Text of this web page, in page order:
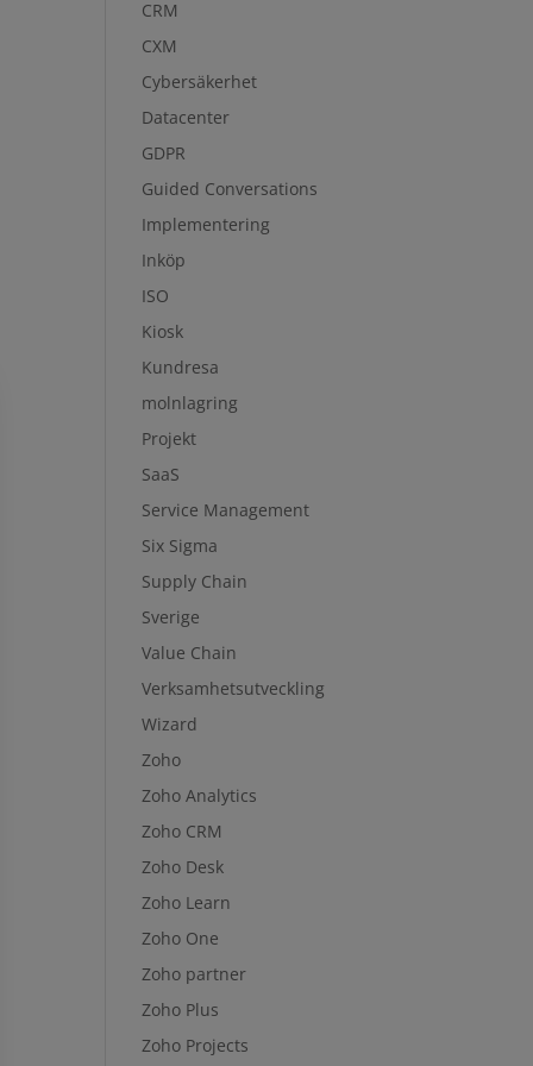
CRM
CXM
Cybersäkerhet
Datacenter
GDPR
Guided Conversations
Implementering
Inköp
ISO
Kiosk
Kundresa
molnlagring
Projekt
SaaS
Service Management
Six Sigma
Supply Chain
Sverige
Value Chain
Verksamhetsutveckling
Wizard
Zoho
Zoho Analytics
Zoho CRM
Zoho Desk
Zoho Learn
Zoho One
Zoho partner
Zoho Plus
Zoho Projects